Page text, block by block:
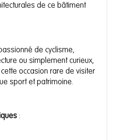
de ce bâtiment
de cyclisme,
ou simplement curieux,
occasion rare de visiter
sport et patrimoine.
: